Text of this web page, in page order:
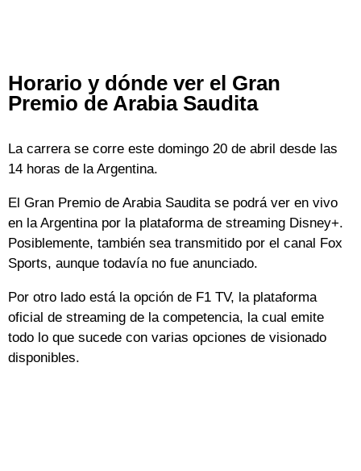
Horario y dónde ver el Gran
Premio de Arabia Saudita
La carrera se corre este domingo 20 de abril desde las
14 horas de la Argentina.
El Gran Premio de Arabia Saudita se podrá ver en vivo
en la Argentina por la plataforma de streaming Disney+.
Posiblemente, también sea transmitido por el canal Fox
Sports, aunque todavía no fue anunciado.
Por otro lado está la opción de F1 TV, la plataforma
oficial de streaming de la competencia, la cual emite
todo lo que sucede con varias opciones de visionado
disponibles.